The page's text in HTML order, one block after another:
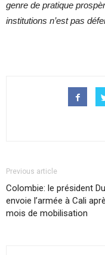
genre de pratique
institutions n’est pas
Previous article
Colombie: le président
envoie l’armée à Cali
mois de mobilisation